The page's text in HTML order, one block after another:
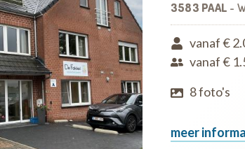
3583 PAAL -
vanaf €
vanaf €
8 foto's
meer